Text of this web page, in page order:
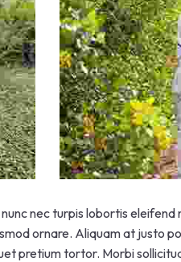
nec turpis lobortis
ornare. Aliquam at justo
pretium tortor. Morbi